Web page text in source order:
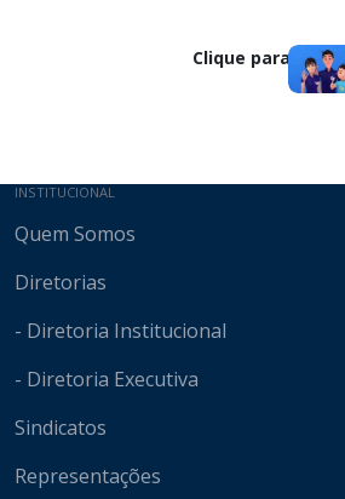
Clique para baixar
Mapa do site
INSTITUCIONAL
Quem Somos
Diretorias
- Diretoria Institucional
- Diretoria Executiva
Sindicatos
Representações